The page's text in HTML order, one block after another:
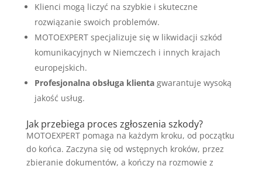
Klienci mogą liczyć na szybkie i skuteczne
rozwiązanie swoich problemów.
MOTOEXPERT specjalizuje się w likwidacji szkód
komunikacyjnych w Niemczech i innych krajach
europejskich.
Profesjonalna obsługa klientagwarantuje wysoką
jakość usług.
Jak przebiega proces zgłoszenia szkody?
MOTOEXPERT pomaga na każdym kroku, od początku
do końca. Zaczyna się od wstępnych kroków, przez
zbieranie dokumentów, a kończy na rozmowie z